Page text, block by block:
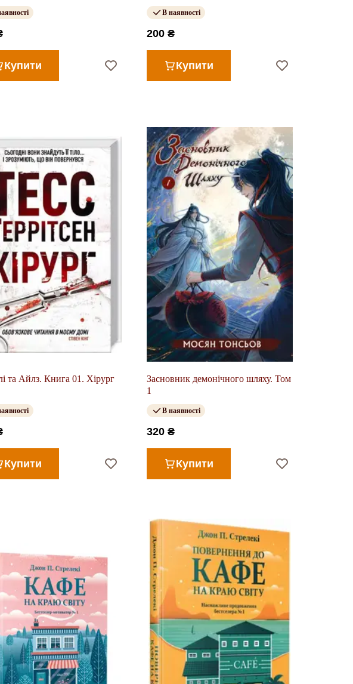
Купити
В наявності
200 ₴
Купити
та Айлз. Книга 01. Хірург
Купити
Засновник демонічного шляху. Том
1
В наявності
320 ₴
Купити